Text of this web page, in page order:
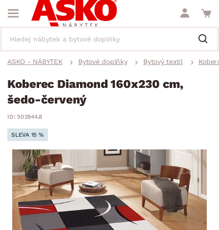
ASKO - NÁBYTEK Bytové doplňky Bytový textil
Koberec Diamond 160x230 cm,
šedo-červený
ID: 502944.8
SLEVA 15 %